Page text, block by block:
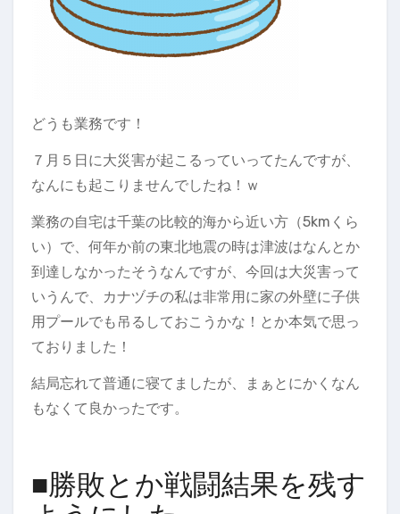
どうも業務です！
７月５日に大災害が起こるっていってたんですが、
なんにも起こりませんでしたね！ｗ
業務の自宅は千葉の比較的海から近い方（5kmくら
い）で、何年か前の東北地震の時は津波はなんとか
到達しなかったそうなんですが、今回は大災害って
いうんで、カナヅチの私は非常用に家の外壁に子供
用プールでも吊るしておこうかな！とか本気で思っ
ておりました！
結局忘れて普通に寝てましたが、まぁとにかくなん
もなくて良かったです。
■勝敗とか戦闘結果を残す